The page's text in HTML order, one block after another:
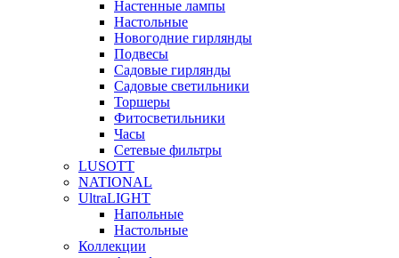
Настенные лампы
Настольные
Новогодние гирлянды
Подвесы
Садовые гирлянды
Садовые светильники
Торшеры
Фитосветильники
Часы
Сетевые фильтры
LUSOTT
NATIONAL
UltraLIGHT
Напольные
Настольные
Коллекции